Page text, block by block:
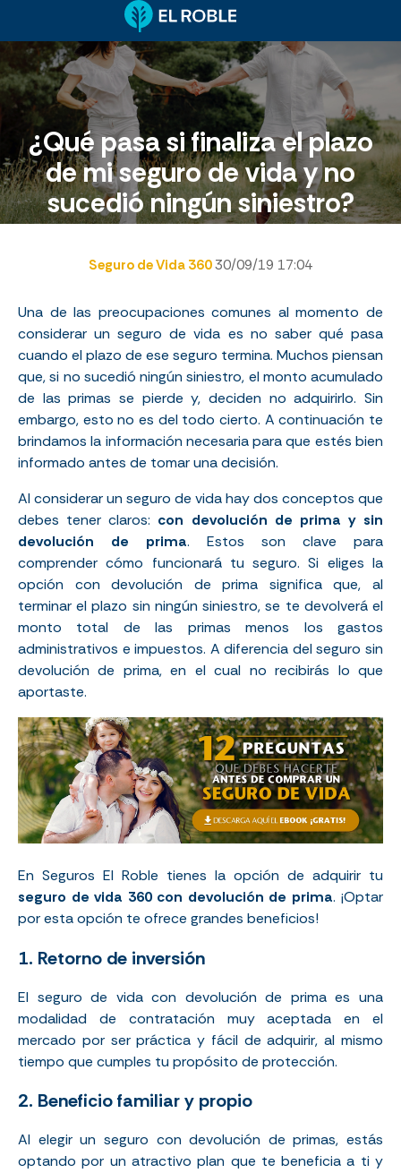
¿Qué pasa si finaliza el plazo
de mi seguro de vida y no
sucedió ningún siniestro?
Seguro de Vida 36030/09/19 17:04
Una de las preocupaciones comunes al momento de
considerar un seguro de vida es no saber qué pasa
cuando el plazo de ese seguro termina. Muchos piensan
que, si no sucedió ningún siniestro, el monto acumulado
de las primas se pierde y, deciden no adquirirlo. Sin
embargo, esto no es del todo cierto. A continuación te
brindamos la información necesaria para que estés bien
informado antes de tomar una decisión.
Al considerar un seguro de vida hay dos conceptos que
debes tener claros: con devolución de prima y sin
devolución de prima. Estos son clave para
comprender cómo funcionará tu seguro. Si eliges la
opción con devolución de prima significa que, al
terminar el plazo sin ningún siniestro, se te devolverá el
monto total de las primas menos los gastos
administrativos e impuestos. A diferencia del seguro sin
devolución de prima, en el cual no recibirás lo que
aportaste.
En Seguros El Roble tienes la opción de adquirir tu
seguro de vida 360 con devolución de prima. ¡Optar
por esta opción te ofrece grandes beneficios!
1. Retorno de inversión
El seguro de vida con devolución de prima es una
modalidad de contratación muy aceptada en el
mercado por ser práctica y fácil de adquirir, al mismo
tiempo que cumples tu propósito de protección.
2. Beneficio familiar y propio
Al elegir un seguro con devolución de primas, estás
optando por un atractivo plan que te beneficia a ti y